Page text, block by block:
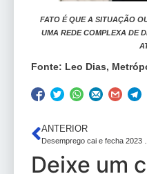
FATO É QUE A SITUAÇÃO
UMA REDE COMPLEXA DE
Fonte: Leo Dias,
ANTERIOR
Deixe um